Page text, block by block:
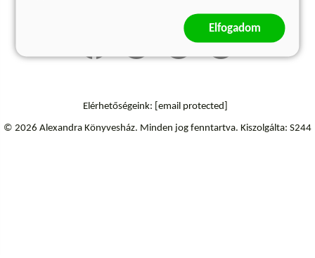
Elérhetőségeink: [email protected]
© 2026 Alexandra Könyvesház. Minden jog fenntartva. Kiszolgálta: S244
Elfogadom